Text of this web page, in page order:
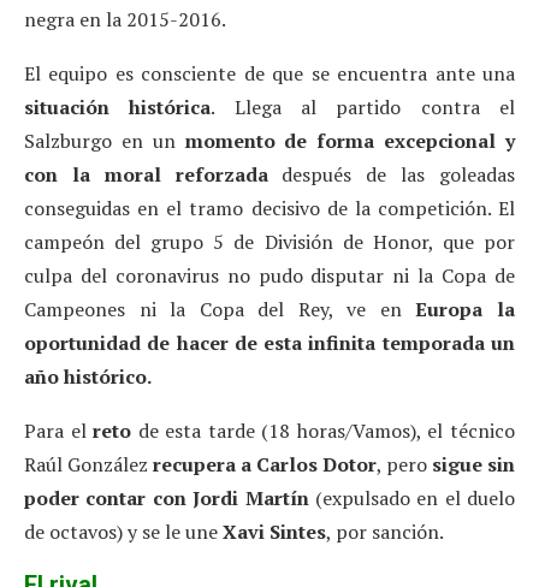
negra en la 2015-2016.
El equipo es consciente de que se encuentra ante una
situación histórica. Llega al partido contra el
Salzburgo en un momento de forma excepcional y
con la moral reforzadadespués de las goleadas
conseguidas en el tramo decisivo de la competición. El
campeón del grupo 5 de División de Honor, que por
culpa del coronavirus no pudo disputar ni la Copa de
Campeones ni la Copa del Rey, ve enEuropa la
oportunidad de hacer de esta infinita temporada un
año histórico.
Para elreto de esta tarde (18 horas/Vamos), el técnico
Raúl González recupera a Carlos Dotor, pero sigue sin
poder contar con Jordi Martín(expulsado en el duelo
de octavos) y se le uneXavi Sintes, por sanción.